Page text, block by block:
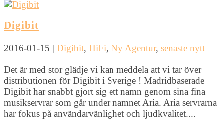
Digibit
2016-01-15 | Digibit, HiFi, Ny Agentur, senaste nytt
Det är med stor glädje vi kan meddela att vi tar över
distributionen för Digibit i Sverige ! Madridbaserade
Digibit har snabbt gjort sig ett namn genom sina fina
musikservrar som går under namnet Aria. Aria servrarna
har fokus på användarvänlighet och ljudkvalitet....